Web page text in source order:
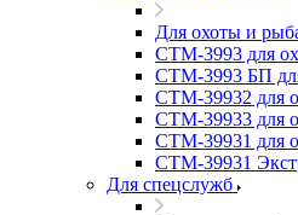
Для охоты и
СТМ-3993 для
СТМ-3993 БП
СТМ-39932 для
СТМ-39933 для
СТМ-39931 для
СТМ-39931
Для спецслужб